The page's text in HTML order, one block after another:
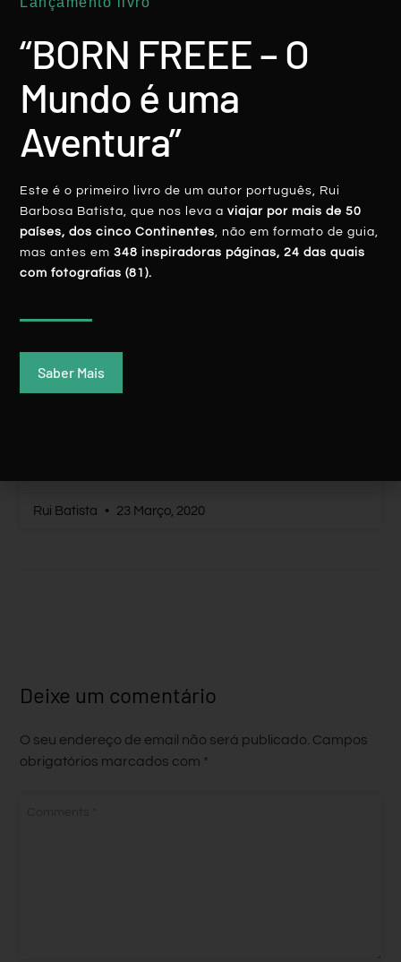
Rui Batista 7 Junho, 2020
BORNFREEE
Rui Batista 23 Março, 2020
Deixe um comentário
O seu endereço de email não será publicado. Campos
obrigatórios marcados com *
“BORN FREEE – O
Mundo é uma
Aventura”
Este é o primeiro livro de um autor português, Rui
Barbosa Batista, que nos leva aviajar por mais de 50
países, dos cinco Continentes, não em formato de guia,
mas antes em348 inspiradoras páginas, 24 das quais
com fotografias (81).
Saber Mais